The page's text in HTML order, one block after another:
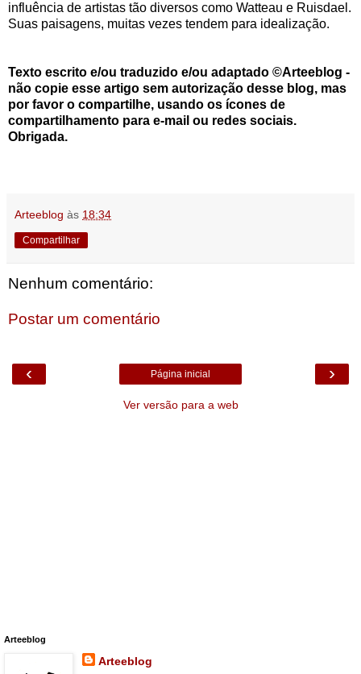
influência de artistas tão diversos como Watteau e Ruisdael.
Suas paisagens, muitas vezes tendem para idealização.
Texto escrito e/ou traduzido e/ou adaptado ©Arteeblog -
não copie esse artigo sem autorização desse blog, mas
por favor o compartilhe, usando os ícones de
compartilhamento para e-mail ou redes sociais.
Obrigada.
Arteeblog às 18:34
Compartilhar
Nenhum comentário:
Postar um comentário
‹ ›
Página inicial
Ver versão para a web
Arteeblog
Arteeblog